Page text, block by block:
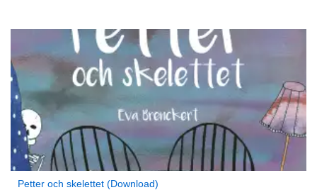
Petter och skelettet (Download)